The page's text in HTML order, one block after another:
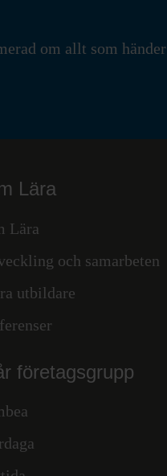
om allt som händer
Lära
Lära
och samarbeten
utbildare
företagsgrupp